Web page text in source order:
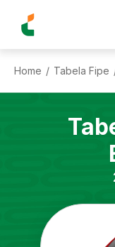
Home / Tabela Fipe